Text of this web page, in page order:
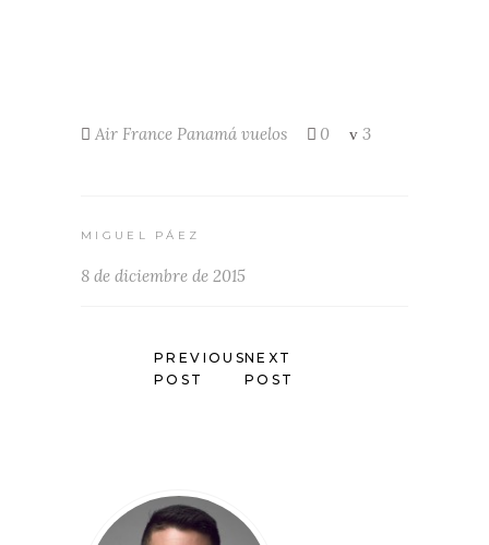
Air France Panamá vuelos 0 3
MIGUEL PÁEZ
8 de diciembre de 2015
PREVIOUS
POST
NEXT
POST